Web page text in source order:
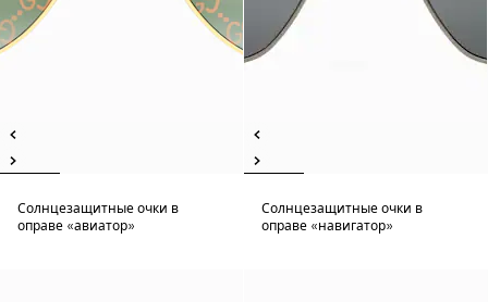
Солнцезащитные очки в
оправе «авиатор»
Солнцезащитные очки в
оправе «навигатор»